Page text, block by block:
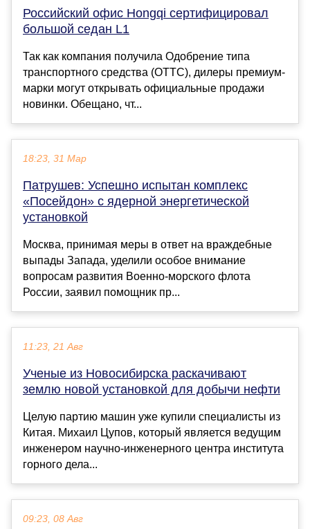
Российский офис Hongqi сертифицировал
большой седан L1
Так как компания получила Одобрение типа
транспортного средства (ОТТС), дилеры премиум-
марки могут открывать официальные продажи
новинки. Обещано, чт...
18:23, 31 Мар
Патрушев: Успешно испытан комплекс
«Посейдон» с ядерной энергетической
установкой
Москва, принимая меры в ответ на враждебные
выпады Запада, уделили особое внимание
вопросам развития Военно-морского флота
России, заявил помощник пр...
11:23, 21 Авг
Ученые из Новосибирска раскачивают
землю новой установкой для добычи нефти
Целую партию машин уже купили специалисты из
Китая. Михаил Цупов, который является ведущим
инженером научно-инженерного центра института
горного дела...
09:23, 08 Авг